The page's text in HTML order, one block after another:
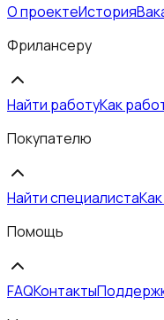
О проектеИстория
Фрилансеру
Найти работуКак
Покупателю
Найти специалиста
Помощь
FAQКонтакты